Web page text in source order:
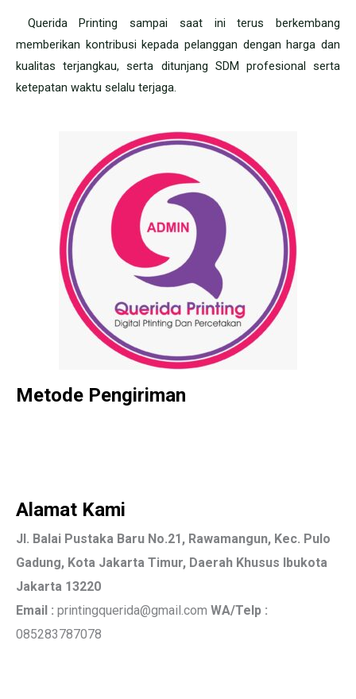
Querida Printing sampai saat ini terus berkembang
memberikan kontribusi kepada pelanggan dengan harga dan
kualitas terjangkau, serta ditunjang SDM profesional serta
ketepatan waktu selalu terjaga.
Metode Pengiriman
Alamat Kami
Jl. Balai Pustaka Baru No.21, Rawamangun, Kec. Pulo
Gadung, Kota Jakarta Timur, Daerah Khusus Ibukota
Jakarta 13220
Email : printingquerida@gmail.com WA/Telp :
085283787078